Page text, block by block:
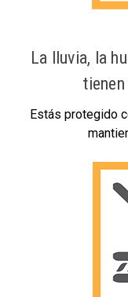
La lluvia, la
Estás protegido